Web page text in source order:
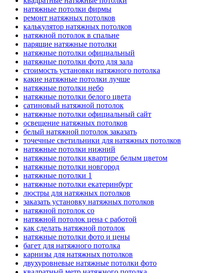
натяжные потолки фирмы
ремонт натяжных потолков
калькулятор натяжных потолков
натяжной потолок в спальне
парящие натяжные потолки
натяжные потолки официальный
натяжные потолки фото для зала
стоимость установки натяжного потолка
какие натяжные потолки лучше
натяжные потолки небо
натяжные потолки белого цвета
сатиновый натяжной потолок
натяжные потолки официальный сайт
освещение натяжных потолков
белый натяжной потолок заказать
точечные светильники для натяжных потолков
натяжные потолки нижний
натяжные потолки квартире белым цветом
натяжные потолки новгород
натяжные потолки 1
натяжные потолки екатеринбург
люстры для натяжных потолков
заказать установку натяжных потолков
натяжной потолок со
натяжной потолок цена с работой
как сделать натяжной потолок
натяжные потолки фото и цены
багет для натяжного потолка
карнизы для натяжных потолков
двухуровневые натяжные потолки фото